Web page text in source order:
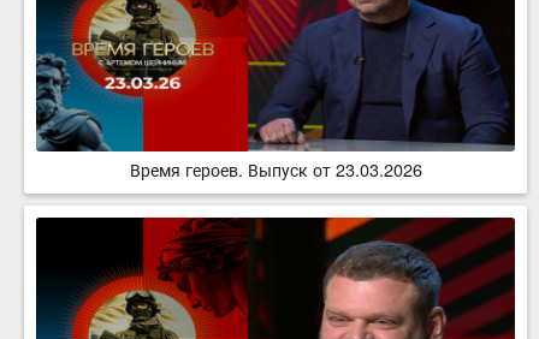
Время героев. Выпуск от 23.03.2026